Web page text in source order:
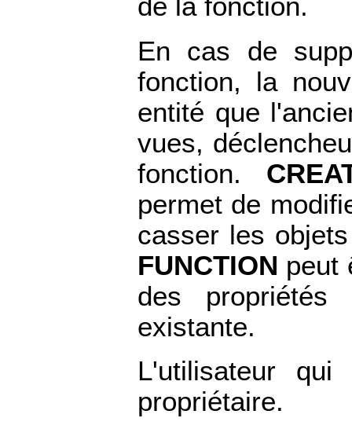
de la fonction.
En cas de
fonction, la
entité que
vues,
fonction.
permet de
casser les
FUNCTION peut
des propriétés
existante.
L'utilisateur
propriétaire.